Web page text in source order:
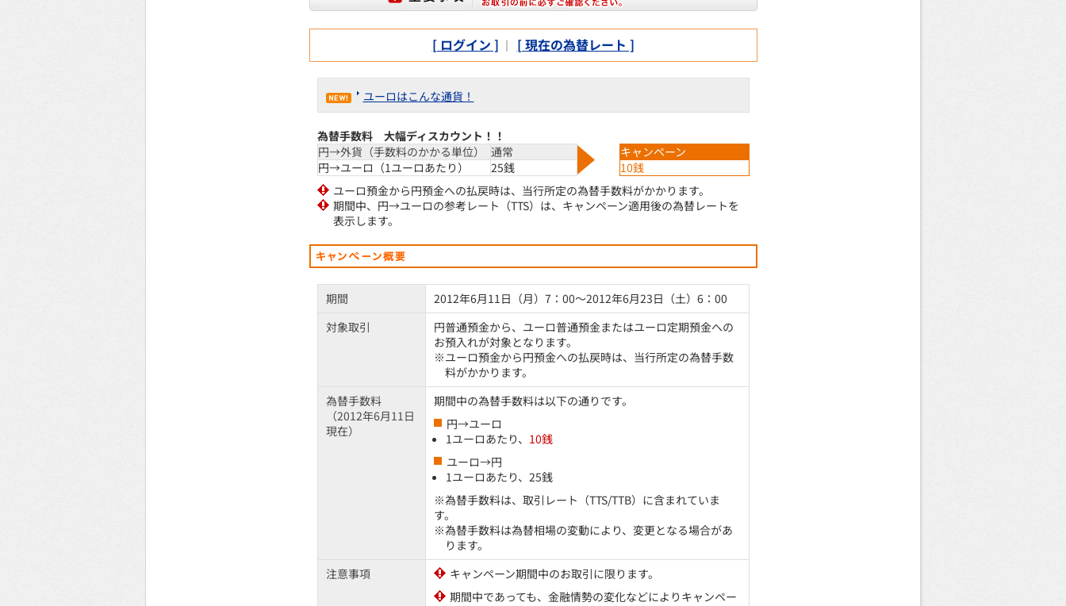
[ ログイン ] ｜ [ 現在の為替レート ]
ユーロはこんな通貨！
為替手数料 大幅ディスカウント！！
円→外貨（手数料のかかる単位）
通常
キャンペーン
円→ユーロ（1ユーロあたり）
25銭
10銭
ユーロ預金から円預金への払戻時は、当行所定の為替手数料がかかります。
期間中、円→ユーロの参考レート（TTS）は、キャンペーン適用後の為替レートを
表示します。
期間
2012年6月11日（月）7：00～2012年6月23日（土）6：00
対象取引
円普通預金から、ユーロ普通預金またはユーロ定期預金への
お預入れが対象となります。
※ユーロ預金から円預金への払戻時は、当行所定の為替手数
料がかかります。
為替手数料
（2012年6月11日
現在）
期間中の為替手数料は以下の通りです。
円→ユーロ
1ユーロあたり、 10銭
ユーロ→円
1ユーロあたり、25銭
※為替手数料は、取引レート（TTS/TTB）に含まれていま
す。
※為替手数料は為替相場の変動により、変更となる場合があ
ります。
注意事項
キャンペーン期間中のお取引に限ります。
期間中であっても、金融情勢の変化などによりキャンペー